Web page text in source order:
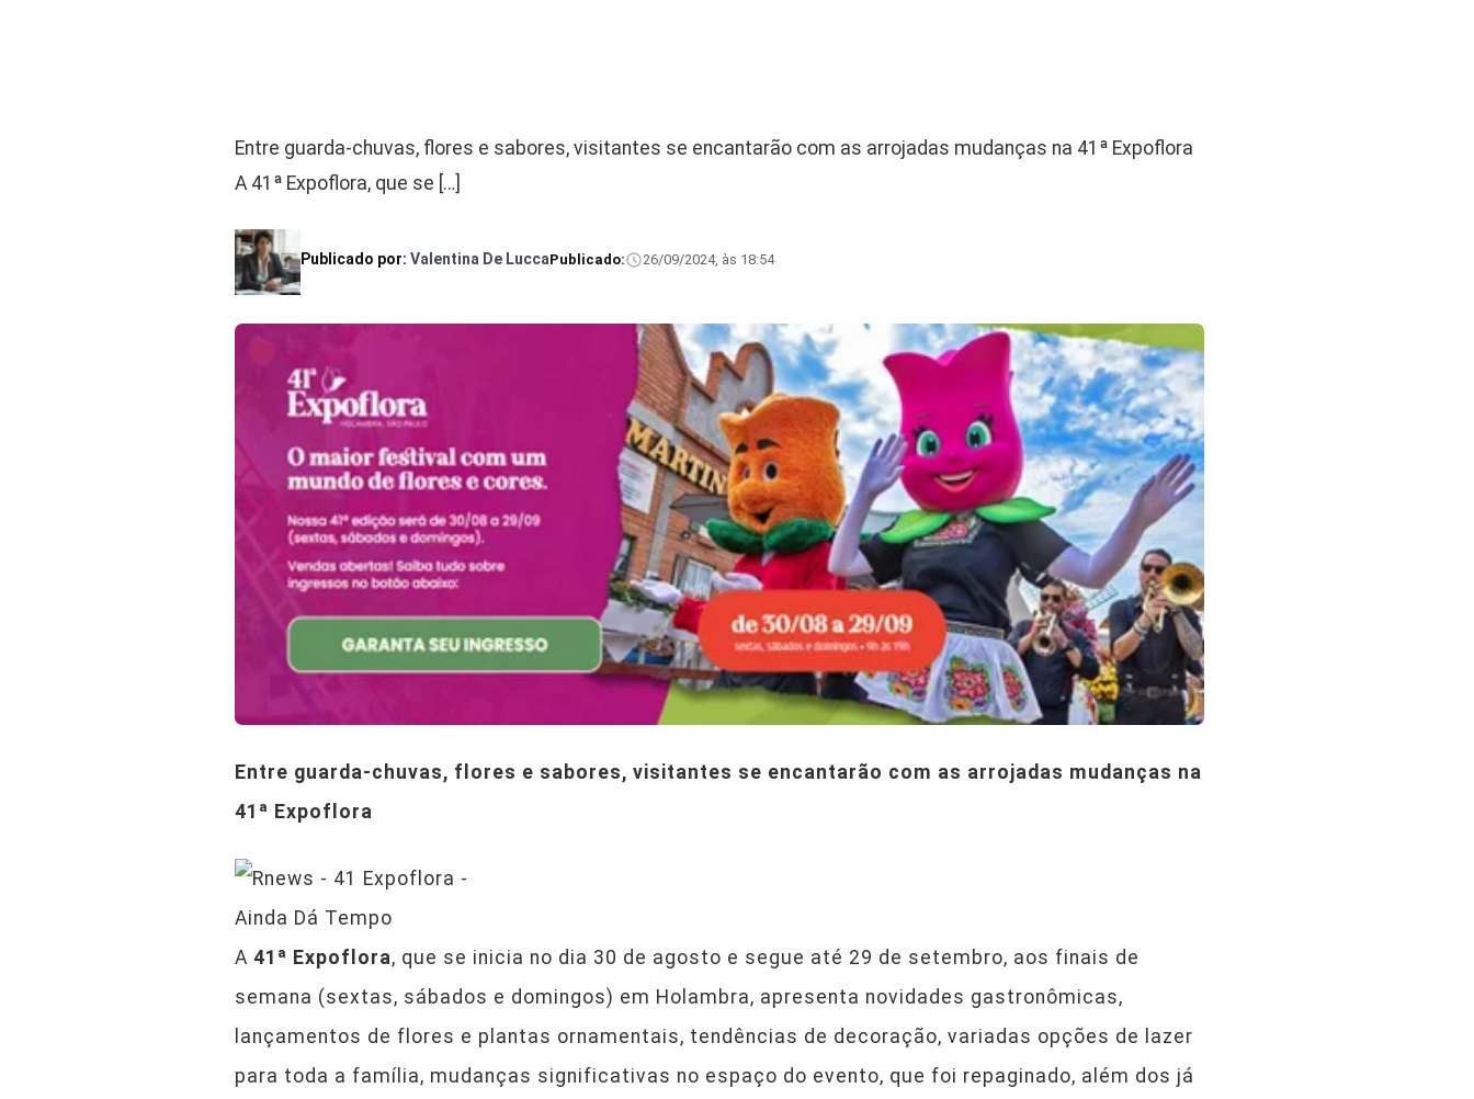
Entre guarda-chuvas, flores e sabores, visitantes se encantarão com as arrojadas mudanças na 41ª Expoflora
A 41ª Expoflora, que se […]
Publicado por: Valentina De LuccaPublicado: 26/09/2024, às 18:54
Entre guarda-chuvas, flores e sabores, visitantes se encantarão com as arrojadas mudanças na
41ª Expoflora
A 41ª Expoflora, que se inicia no dia 30 de agosto e segue até 29 de setembro, aos finais de
semana (sextas, sábados e domingos) em Holambra, apresenta novidades gastronômicas,
lançamentos de flores e plantas ornamentais, tendências de decoração, variadas opções de lazer
para toda a família, mudanças significativas no espaço do evento, que foi repaginado, além dos já